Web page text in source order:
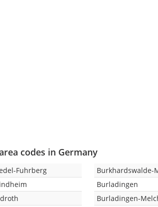
codes in Germany
Fuhrberg
Burkhardswalde-
Burladingen
Burladingen-